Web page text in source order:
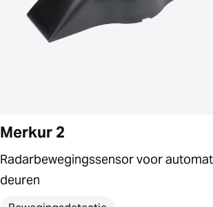
Merkur 2
Radarbewegingssensor voor
deuren